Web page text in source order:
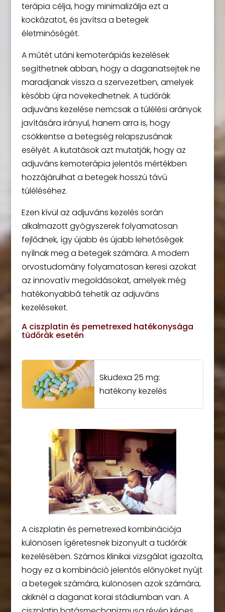
terápia célja, hogy minimalizálja ezt a
kockázatot, és javítsa a betegek
életminőségét.
A műtét utáni kemoterápiás kezelések
segíthetnek abban, hogy a daganatsejtek ne
maradjanak vissza a szervezetben, amelyek
később újra növekedhetnek. A tüdőrák
adjuváns kezelése nemcsak a túlélési arányok
javítására irányul, hanem arra is, hogy
csökkentse a betegség relapszusának
esélyét. A kutatások azt mutatják, hogy az
adjuváns kemoterápia jelentős mértékben
hozzájárulhat a betegek hosszú távú
túléléséhez.
Ezen kívül az adjuváns kezelés során
alkalmazott gyógyszerek folyamatosan
fejlődnek, így újabb és újabb lehetőségek
nyílnak meg a betegek számára. A modern
orvostudomány folyamatosan keresi azokat
az innovatív megoldásokat, amelyek még
hatékonyabbá tehetik az adjuváns
kezeléseket.
A ciszplatin és pemetrexed hatékonysága
tüdőrák esetén
Skudexa 25 mg:
hatékony kezelés
A ciszplatin és pemetrexed kombinációja
különösen ígéretesnek bizonyult a tüdőrák
kezelésében. Számos klinikai vizsgálat igazolta,
hogy ez a kombináció jelentős előnyöket nyújt
a betegek számára, különösen azok számára,
akiknél a daganat korai stádiumban van. A